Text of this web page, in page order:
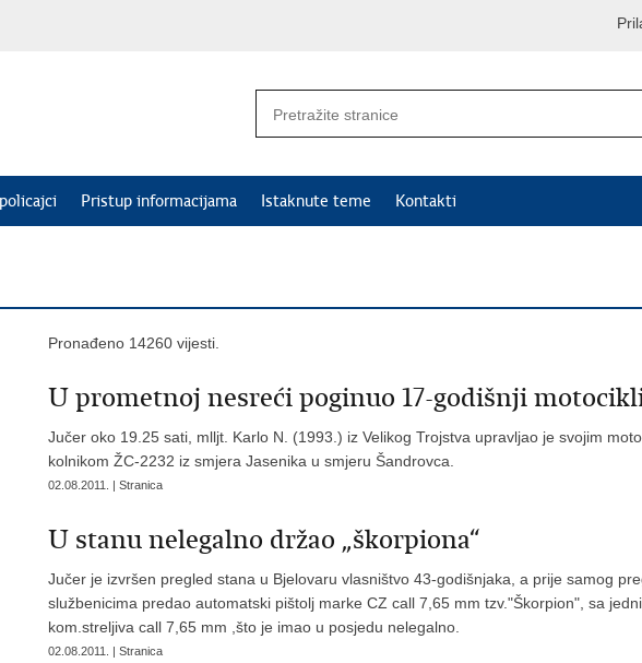
Pristup informacijama Istaknute teme Kontakti
Pronađeno 14260 vijesti.
U prometnoj nesreći poginuo 17-godišnji
Jučer oko 19.25 sati, mlljt. Karlo N. (1993.) iz Velikog Trojstva upravljao je svojim
kolnikom ŽC-2232 iz smjera Jasenika u smjeru Šandrovca.
02.08.2011. | Stranica
U stanu nelegalno držao „škorpiona“
Jučer je izvršen pregled stana u Bjelovaru vlasništvo 43-godišnjaka, a prije samog
službenicima predao automatski pištolj marke CZ call 7,65 mm tzv."Škorpion", sa
kom.streljiva call 7,65 mm ,što je imao u posjedu nelegalno.
02.08.2011. | Stranica